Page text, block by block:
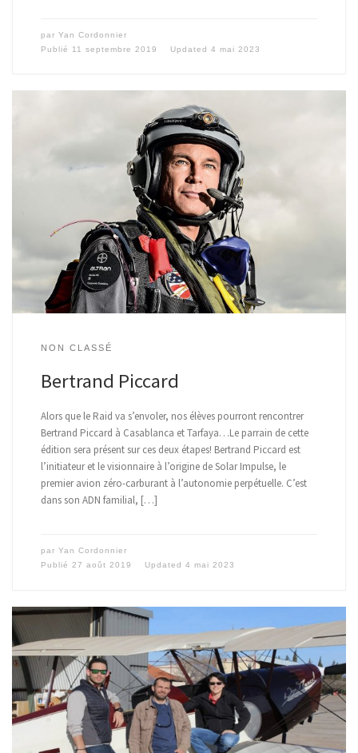
par Yan Cordonnier
Publié 11 septembre 2019 Updated 4 mai 2023
NON CLASSÉ
Bertrand Piccard
Alors que le Raid va s’envoler, nos élèves pourront rencontrer
Bertrand Piccard à Casablanca et Tarfaya…Le parrain de cette
édition sera présent sur ces deux étapes! Bertrand Piccard est
l’initiateur et le visionnaire à l’origine de Solar Impulse, le
premier avion zéro-carburant à l’autonomie perpétuelle. C’est
dans son ADN familial, […]
par Yan Cordonnier
Publié 27 août 2019 Updated 4 mai 2023